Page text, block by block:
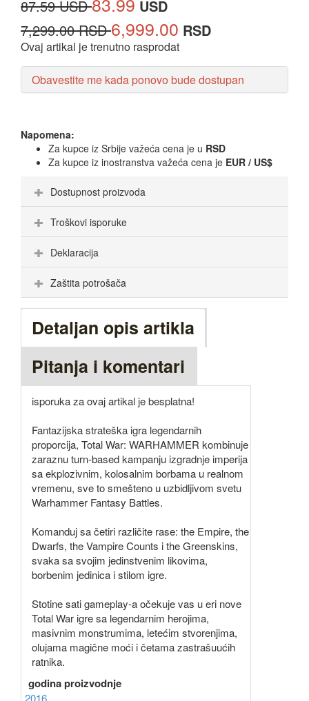
87.59 USD
USD
7,299.00 RSD6,999.00 RSD
Ovaj artikal je trenutno rasprodat
Obavestite me kada ponovo bude dostupan
Napomena:
Za kupce iz Srbije važeća cena je u RSD
Za kupce iz inostranstva važeća cena je EUR / US$
Dostupnost proizvoda
Troškovi isporuke
Deklaracija
Zaštita potrošača
Detaljan opis artikla
Pitanja i komentari
isporuka za ovaj artikal je besplatna!
Fantazijska strateška igra legendarnih
proporcija, Total War: WARHAMMER kombinuje
zaraznu turn-based kampanju izgradnje imperija
sa ekplozivnim, kolosalnim borbama u realnom
vremenu, sve to smešteno u uzbidljivom svetu
Warhammer Fantasy Battles.
Komanduj sa četiri različite rase: the Empire, the
Dwarfs, the Vampire Counts i the Greenskins,
svaka sa svojim jedinstvenim likovima,
borbenim jedinica i stilom igre.
Stotine sati gameplay-a očekuje vas u eri nove
Total War igre sa legendarnim herojima,
masivnim monstrumima, letećim stvorenjima,
olujama magične moći i četama zastrašuućih
ratnika.
godina proizvodnje